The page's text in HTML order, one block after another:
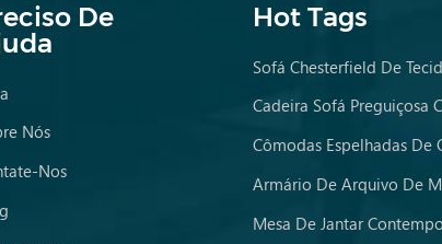
De
Nós
Nos
Hot Tags
Sofá Chesterfield De
Armário De Arquivo De